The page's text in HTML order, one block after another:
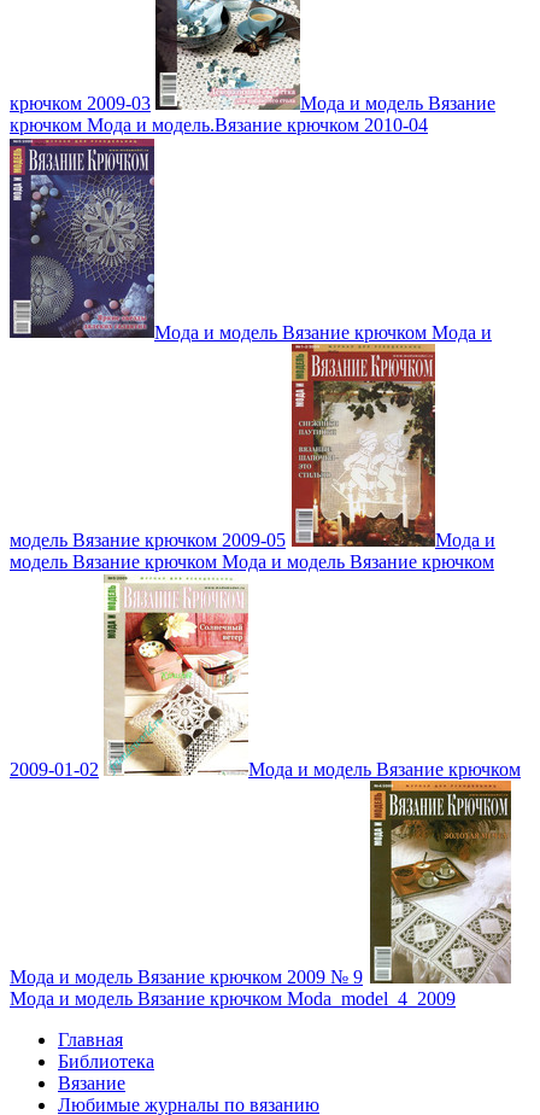
крючком 2009-03
Мода и модель Вязание
крючком Мода и модель.Вязание крючком 2010-04
Мода и модель Вязание крючком Мода и
модель Вязание крючком 2009-05
Мода и
модель Вязание крючком Мода и модель Вязание крючком
2009-01-02 Мода и модель Вязание крючком
Мода и модель Вязание крючком 2009 № 9
Мода и модель Вязание крючком Moda_model_4_2009
Главная
Библиотека
Вязание
Любимые журналы по вязанию